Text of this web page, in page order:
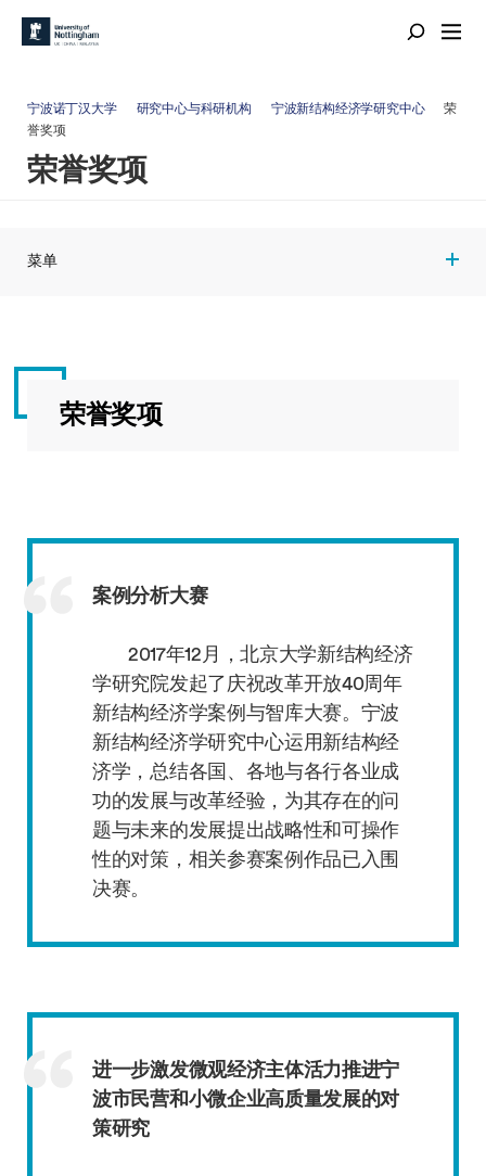
宁波诺丁汉大学 研究中心与科研机构 宁波新结构经济学研究中心
荣
誉奖项
荣誉奖项
菜单
荣誉奖项
案例分析大赛
2017年12月，北京大学新结构经济
学研究院发起了庆祝改革开放40周年
新结构经济学案例与智库大赛。宁波
新结构经济学研究中心运用新结构经
济学，总结各国、各地与各行各业成
功的发展与改革经验，为其存在的问
题与未来的发展提出战略性和可操作
性的对策，相关参赛案例作品已入围
决赛。
进一步激发微观经济主体活力推进宁
波市民营和小微企业高质量发展的对
策研究